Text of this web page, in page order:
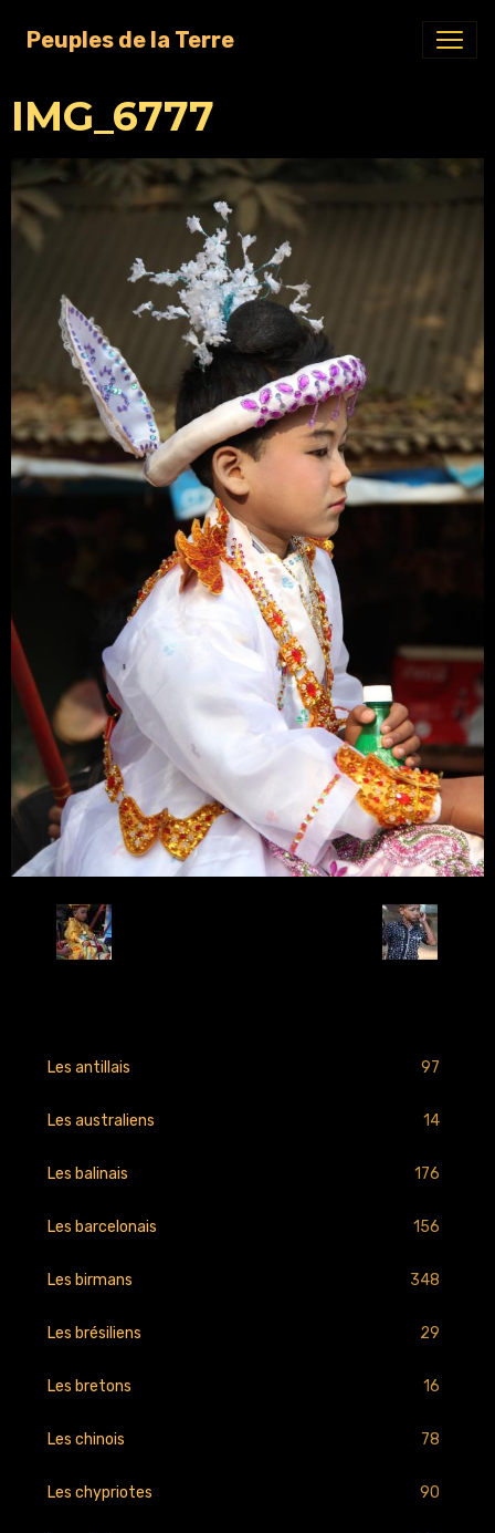
Peuples de la Terre
IMG_6777
Les antillais 97
Les australiens 14
Les balinais 176
Les barcelonais 156
Les birmans 348
Les brésiliens 29
Les bretons 16
Les chinois 78
Les chypriotes 90